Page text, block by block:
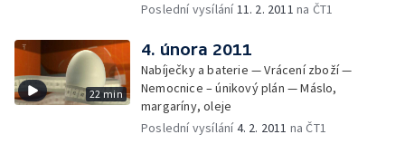
Poslední vysílání11. 2. 2011 na ČT1
22 min
4. února 2011
Nabíječky a baterie — Vrácení zboží —
Nemocnice – únikový plán — Máslo,
margaríny, oleje
Poslední vysílání4. 2. 2011 na ČT1